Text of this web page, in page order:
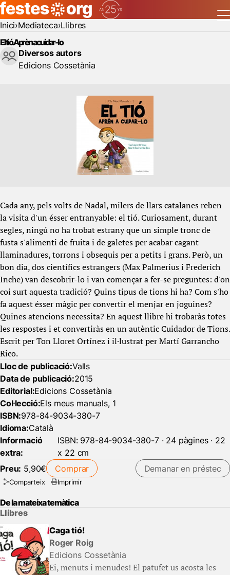
Inici Mediateca Llibres
El tió. Aprèn a cuidar-lo
Diversos autors
Edicions Cossetània
Cada any, pels volts de Nadal, milers de llars catalanes reben
la visita d'un ésser entranyable: el tió. Curiosament, durant
segles, ningú no ha trobat estrany que un simple tronc de
fusta s'alimenti de fruita i de galetes per acabar cagant
llaminadures, torrons i obsequis per a petits i grans. Però, un
bon dia, dos científics estrangers (Max Palmerius i Frederich
Inche) van descobrir-lo i van començar a fer-se preguntes: d'on
coi surt aquesta tradició? Quins tipus de tions hi ha? Com s'ho
fa aquest ésser màgic per convertir el menjar en joguines?
Quines atencions necessita? En aquest llibre hi trobaràs totes
les respostes i et convertiràs en un autèntic Cuidador de Tions.
Escrit per Ton Lloret Ortínez i il·lustrat per Martí Garrancho
Rico.
Lloc de publicació:Valls
Data de publicació:2015
Editorial:Edicions Cossetània
Col·lecció:Els meus manuals, 1
ISBN:978-84-9034-380-7
Idioma:Català
Informació
extra:
ISBN: 978-84-9034-380-7 · 24 pàgines · 22
x 22 cm
Preu: 5,90€ Comprar Demanar en préstec
Comparteix Imprimir
De la mateixa temàtica
Llibres
Caga tió!
Roger Roig
Edicions Cossetània
Ei, menuts i menudes! El patufet us acosta les